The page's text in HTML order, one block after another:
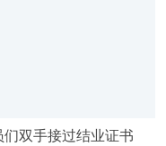
双手接过结业证书